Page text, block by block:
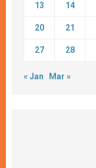
13 14
20 21
27 28
« Jan Mar »